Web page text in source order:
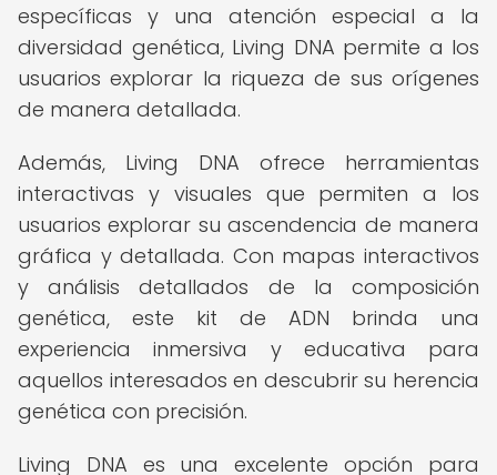
específicas y una atención especial a la
diversidad genética, Living DNA permite a los
usuarios explorar la riqueza de sus orígenes
de manera detallada.
Además, Living DNA ofrece herramientas
interactivas y visuales que permiten a los
usuarios explorar su ascendencia de manera
gráfica y detallada. Con mapas interactivos
y análisis detallados de la composición
genética, este kit de ADN brinda una
experiencia inmersiva y educativa para
aquellos interesados en descubrir su herencia
genética con precisión.
Living DNA es una excelente opción para